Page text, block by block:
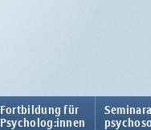
Fortbildung für
Psycholog:innen